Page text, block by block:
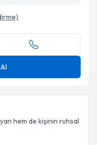
hem de kişinin ruhsal